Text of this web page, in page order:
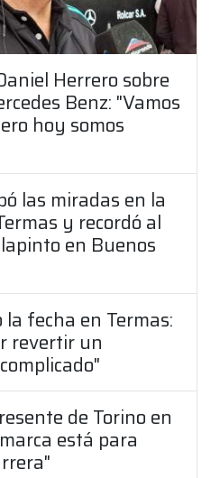
Herrero sobre
Benz: "Vamos
hoy somos
las miradas en la
y recordó al
en Buenos
fecha en Termas:
revertir un
de Torino en
está para